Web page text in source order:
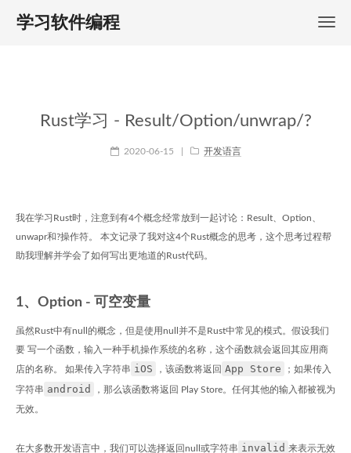
学习软件编程
Rust学习 - Result/Option/unwrap/?
2020-06-15 开发语言
我在学习Rust时，注意到有4个概念经常放到一起讨论：Result、Option、
unwapr和?操作符。 本文记录了我对这4个Rust概念的思考，这个思考过程帮
助我理解并学会了如何写出更地道的Rust代码。
1、Option - 可空变量
虽然Rust中有null的概念，但是使用null并不是Rust中常见的模式。假设我们
要 写一个函数，输入一种手机操作系统的名称，这个函数就会返回其应用商
店的名称。 如果传入字符串 iOS ，该函数将返回 App Store ；如果传入
字符串 android ，那么该函数将返回 Play Store。任何其他的输入都被视为
无效。
在大多数开发语言中，我们可以选择返回null或字符串 invalid 来表示无效